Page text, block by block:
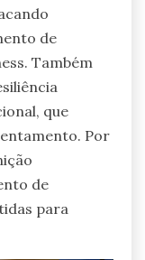
de
Também
que
Por
de
para